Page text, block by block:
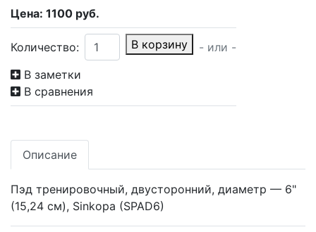
Цена: 1100 руб.
Количество: В корзину
- или -
В заметки
В сравнения
Описание
Пэд тренировочный, двусторонний, диаметр — 6"
(15,24 см), Sinkopa (SPAD6)